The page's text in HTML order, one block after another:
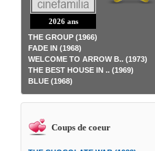
2026 ans
THE GROUP (1966)
FADE IN (1968)
WELCOME TO ARROW B.. (1973)
THE BEST HOUSE IN .. (1969)
BLUE (1968)
Coups de coeur